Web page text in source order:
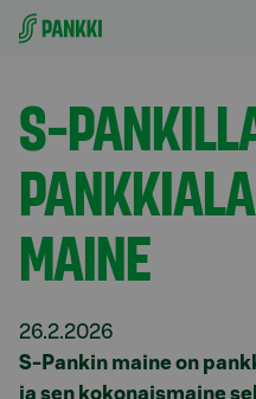
Siirry suoraan sisältöön
Tiedotteet
S-
MAINE
26.2.2026
S-Pankin maine on
ja sen kokonaismaine